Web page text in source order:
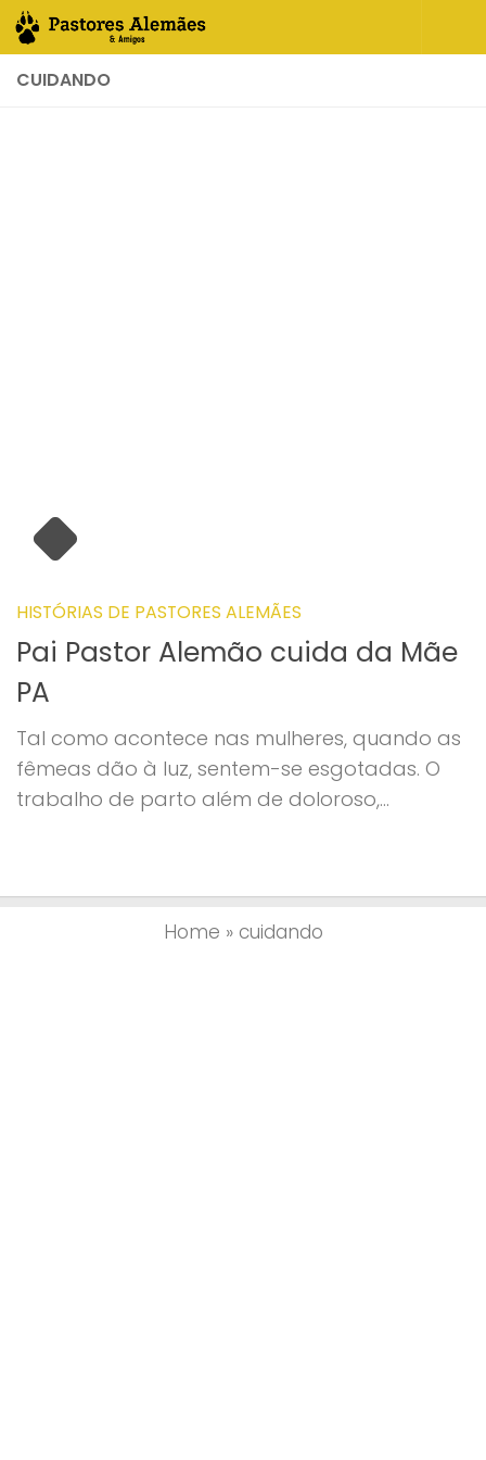
Skip to content
CUIDANDO
HISTÓRIAS DE PASTORES ALEMÃES
Pai Pastor Alemão cuida da Mãe
PA
Tal como acontece nas mulheres, quando as
fêmeas dão à luz, sentem-se esgotadas. O
trabalho de parto além de doloroso,...
Home » cuidando